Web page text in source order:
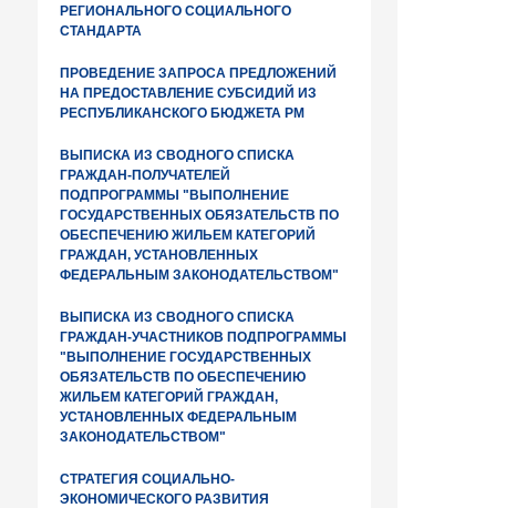
РЕГИОНАЛЬНОГО СОЦИАЛЬНОГО
СТАНДАРТА
ПРОВЕДЕНИЕ ЗАПРОСА ПРЕДЛОЖЕНИЙ
НА ПРЕДОСТАВЛЕНИЕ СУБСИДИЙ ИЗ
РЕСПУБЛИКАНСКОГО БЮДЖЕТА РМ
ВЫПИСКА ИЗ СВОДНОГО СПИСКА
ГРАЖДАН-ПОЛУЧАТЕЛЕЙ
ПОДПРОГРАММЫ "ВЫПОЛНЕНИЕ
ГОСУДАРСТВЕННЫХ ОБЯЗАТЕЛЬСТВ ПО
ОБЕСПЕЧЕНИЮ ЖИЛЬЕМ КАТЕГОРИЙ
ГРАЖДАН, УСТАНОВЛЕННЫХ
ФЕДЕРАЛЬНЫМ ЗАКОНОДАТЕЛЬСТВОМ"
ВЫПИСКА ИЗ СВОДНОГО СПИСКА
ГРАЖДАН-УЧАСТНИКОВ ПОДПРОГРАММЫ
"ВЫПОЛНЕНИЕ ГОСУДАРСТВЕННЫХ
ОБЯЗАТЕЛЬСТВ ПО ОБЕСПЕЧЕНИЮ
ЖИЛЬЕМ КАТЕГОРИЙ ГРАЖДАН,
УСТАНОВЛЕННЫХ ФЕДЕРАЛЬНЫМ
ЗАКОНОДАТЕЛЬСТВОМ"
СТРАТЕГИЯ СОЦИАЛЬНО-
ЭКОНОМИЧЕСКОГО РАЗВИТИЯ